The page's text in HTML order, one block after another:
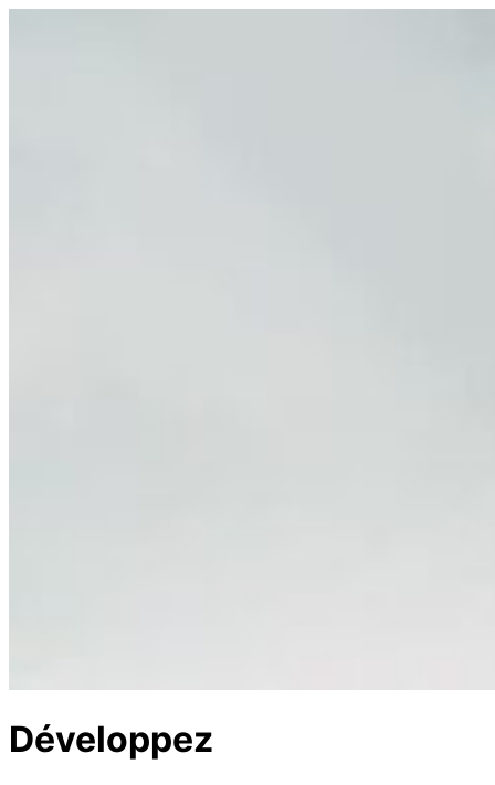
Développez